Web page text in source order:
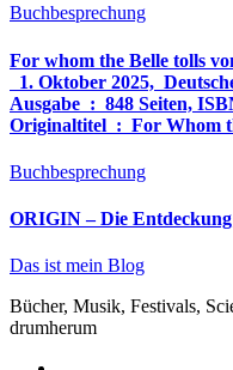
Buchbesprechung
For whom the Belle tolls
1. Oktober 2025,
Ausgabe ‏ : ‎ 848 Seiten, ISBN-13 ‏ : ‎ 978-3764533694,
Originaltitel ‏ : ‎ For
Buchbesprechung
ORIGIN – Die
Das ist mein Blog
Bücher, Musik, Festivals,
drumherum